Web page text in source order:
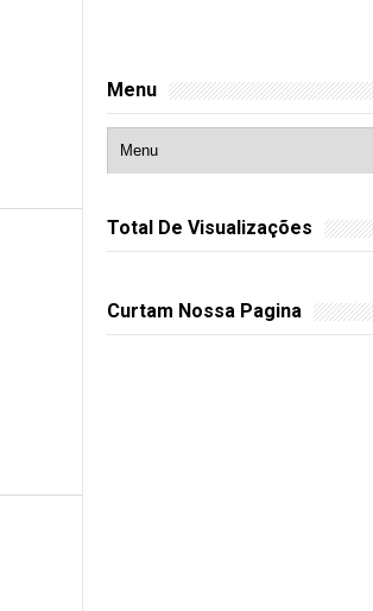
Menu
Total De Visualizações
Curtam Nossa Pagina